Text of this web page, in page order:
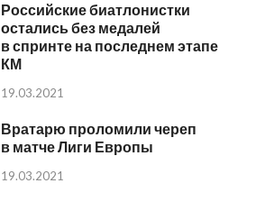
Российские биатлонистки
остались без медалей
в спринте на последнем этапе
КМ
19.03.2021
Вратарю проломили череп
в матче Лиги Европы
19.03.2021